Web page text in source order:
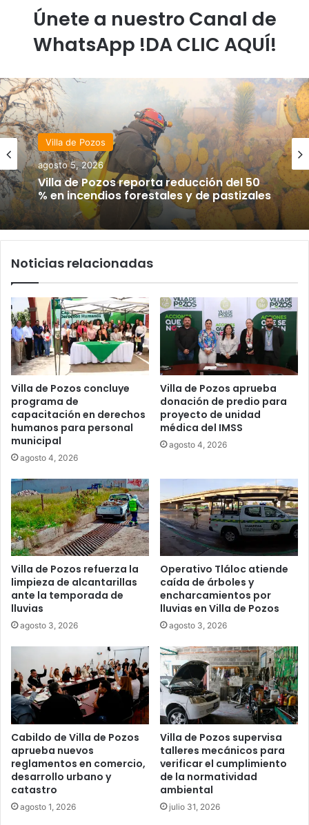
Únete a nuestro Canal de
WhatsApp !DA CLIC AQUÍ!
Villa de Pozos
agosto 5, 2026
Villa de Pozos reporta reducción del 50
% en incendios forestales y de pastizales
Noticias relacionadas
Villa de Pozos concluye
programa de
capacitación en derechos
humanos para personal
municipal
agosto 4, 2026
Villa de Pozos aprueba
donación de predio para
proyecto de unidad
médica del IMSS
agosto 4, 2026
Villa de Pozos refuerza la
limpieza de alcantarillas
ante la temporada de
lluvias
agosto 3, 2026
Operativo Tláloc atiende
caída de árboles y
encharcamientos por
lluvias en Villa de Pozos
agosto 3, 2026
Cabildo de Villa de Pozos
aprueba nuevos
reglamentos en comercio,
desarrollo urbano y
catastro
agosto 1, 2026
Villa de Pozos supervisa
talleres mecánicos para
verificar el cumplimiento
de la normatividad
ambiental
julio 31, 2026